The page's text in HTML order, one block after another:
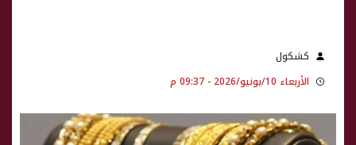
كشكول
الأربعاء 10/يونيو/2026 - 09:37 م